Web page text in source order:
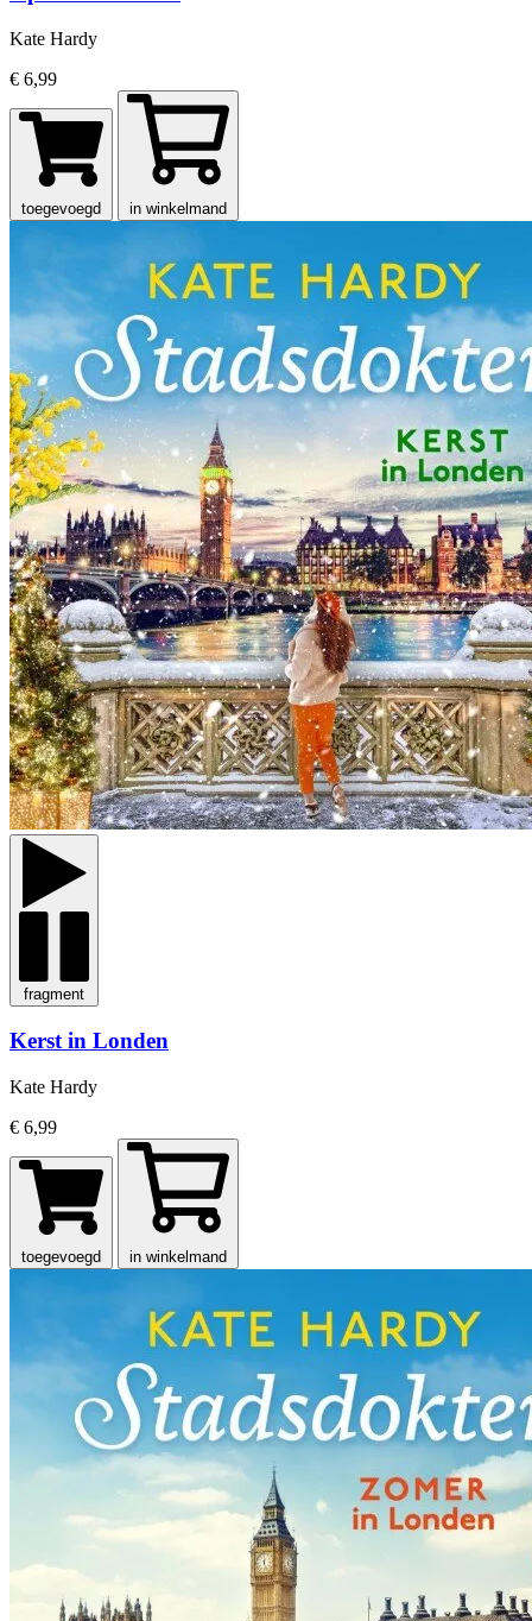
Kate Hardy
€ 6,99
toegevoegd in winkelmand
fragment
Kerst in Londen
Kate Hardy
€ 6,99
toegevoegd in winkelmand